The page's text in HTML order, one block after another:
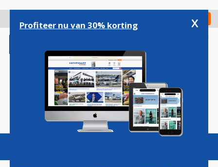
gaan
Check in
Magazine Podcasts Vacatures
Profiteer nu van 30% korting x